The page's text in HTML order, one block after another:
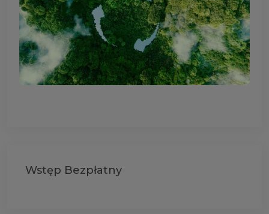
Wstęp Bezpłatny